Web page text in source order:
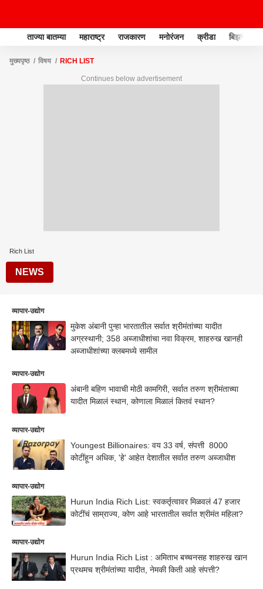
ताज्या बातम्या महाराष्ट्र राजकारण मनोरंजन क्रीडा बिझनेस
मुख्यपृष्ठ विषय RICH LIST
Continues below advertisement
Rich List
NEWS
व्यापार-उद्योग
मुकेश अंबानी पुन्हा भारतातील सर्वात श्रीमंतांच्या यादीत
अग्रस्थानी; 358 अब्जाधीशांचा नवा विक्रम, शाहरुख खानही
अब्जाधीशांच्या क्लबमध्ये सामील
व्यापार-उद्योग
अंबानी बहिण भावाची मोठी कामगिरी, सर्वात तरुण श्रीमंताच्या
यादीत मिळालं स्थान, कोणाला मिळालं कितवं स्थान?
व्यापार-उद्योग
Youngest Billionaires: वय 33 वर्ष, संपत्ती 8000
कोटींहून अधिक, 'हे' आहेत देशातील सर्वात तरुण अब्जाधीश
व्यापार-उद्योग
Hurun India Rich List: स्वकर्तृत्वावर मिळवलं 47 हजार
कोटींचं साम्राज्य, कोण आहे भारतातील सर्वात श्रीमंत महिला?
व्यापार-उद्योग
Hurun India Rich List : अमिताभ बच्चनसह शाहरुख खान
प्रथमच श्रीमंतांच्या यादीत, नेमकी किती आहे संपत्ती?